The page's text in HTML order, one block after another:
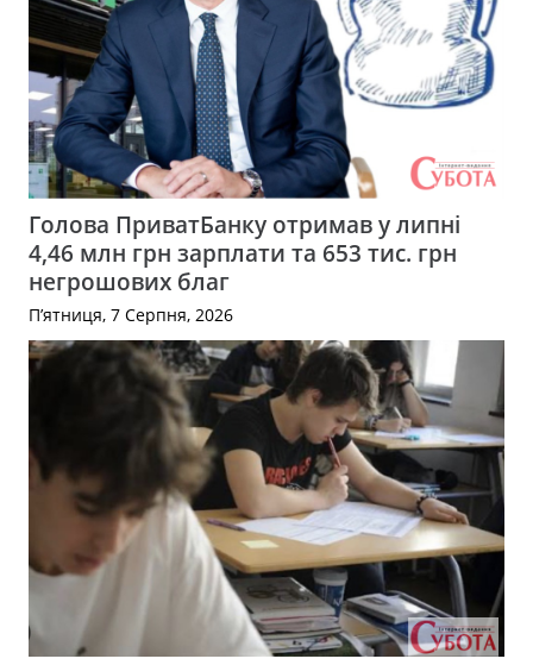
Голова ПриватБанку отримав у липні
4,46 млн грн зарплати та 653 тис. грн
негрошових благ
П’ятниця, 7 Серпня, 2026